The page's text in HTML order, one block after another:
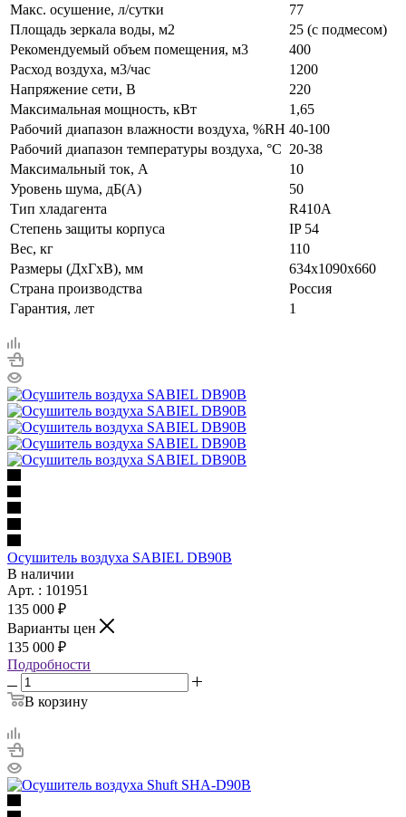
Макс. осушение, л/сутки
77
Площадь зеркала воды, м2
25 (с подмесом)
Рекомендуемый объем помещения, м3
400
Расход воздуха, м3/час
1200
Напряжение сети, В
220
Максимальная мощность, кВт
1,65
Рабочий диапазон влажности воздуха, %RH 40-100
Рабочий диапазон температуры воздуха, °С 20-38
Максимальный ток, А
10
Уровень шума, дБ(A)
50
Тип хладагента
R410A
Степень защиты корпуса
IP 54
Вес, кг
110
Размеры (ДxГxВ), мм
634x1090x660
Страна производства
Россия
Гарантия, лет
1
Осушитель воздуха SABIEL DB90B
В наличии
Арт. : 101951
135 000 ₽
Варианты цен
135 000 ₽
Подробности
В корзину